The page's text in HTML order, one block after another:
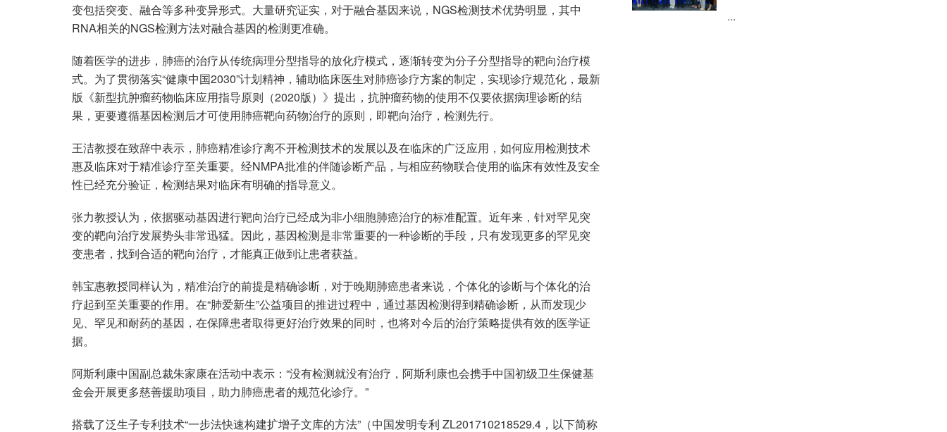
变包括突变、融合等多种变异形式。大量研究证实，对于融合基因来说，NGS检测技术优势明显，其中
RNA相关的NGS检测方法对融合基因的检测更准确。
随着医学的进步，肺癌的治疗从传统病理分型指导的放化疗模式，逐渐转变为分子分型指导的靶向治疗模
式。为了贯彻落实“健康中国2030”计划精神，辅助临床医生对肺癌诊疗方案的制定，实现诊疗规范化，最新
版《新型抗肿瘤药物临床应用指导原则（2020版）》提出，抗肿瘤药物的使用不仅要依据病理诊断的结
果，更要遵循基因检测后才可使用肺癌靶向药物治疗的原则，即靶向治疗，检测先行。
王洁教授在致辞中表示，肺癌精准诊疗离不开检测技术的发展以及在临床的广泛应用，如何应用检测技术
惠及临床对于精准诊疗至关重要。经NMPA批准的伴随诊断产品，与相应药物联合使用的临床有效性及安全
性已经充分验证，检测结果对临床有明确的指导意义。
张力教授认为，依据驱动基因进行靶向治疗已经成为非小细胞肺癌治疗的标准配置。近年来，针对罕见突
变的靶向治疗发展势头非常迅猛。因此，基因检测是非常重要的一种诊断的手段，只有发现更多的罕见突
变患者，找到合适的靶向治疗，才能真正做到让患者获益。
韩宝惠教授同样认为，精准治疗的前提是精确诊断，对于晚期肺癌患者来说，个体化的诊断与个体化的治
疗起到至关重要的作用。在“肺爱新生”公益项目的推进过程中，通过基因检测得到精确诊断，从而发现少
见、罕见和耐药的基因，在保障患者取得更好治疗效果的同时，也将对今后的治疗策略提供有效的医学证
据。
阿斯利康中国副总裁朱家康在活动中表示：“没有检测就没有治疗，阿斯利康也会携手中国初级卫生保健基
金会开展更多慈善援助项目，助力肺癌患者的规范化诊疗。”
搭载了泛生子专利技术“一步法快速构建扩增子文库的方法”（中国发明专利 ZL201710218529.4，以下简称
...